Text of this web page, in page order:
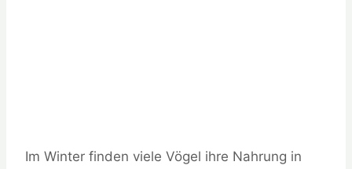
Im Winter finden viele Vögel ihre Nahrung in